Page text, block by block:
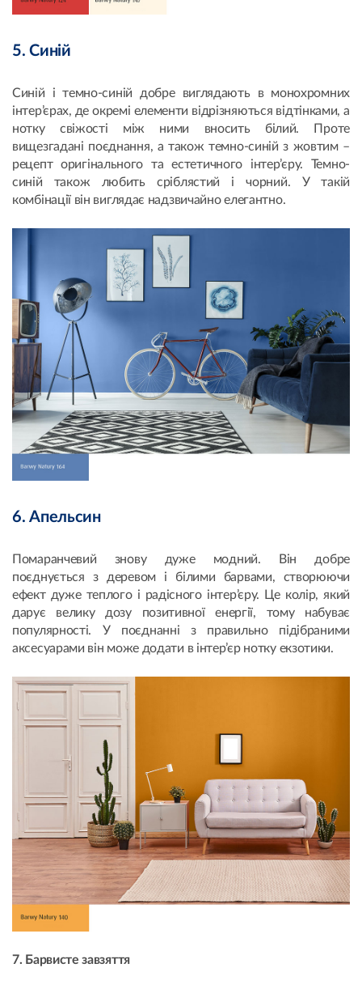
5. Синій
Синій і темно-синій добре виглядають в монохромних
інтер’єрах, де окремі елементи відрізняються відтінками, а
нотку свіжості між ними вносить білий. Проте
вищезгадані поєднання, а також темно-синій з жовтим –
рецепт оригінального та естетичного інтер’єру. Темно-
синій також любить сріблястий і чорний. У такій
комбінації він виглядає надзвичайно елегантно.
6. Апельсин
Помаранчевий знову дуже модний. Він добре
поєднується з деревом і білими барвами, створюючи
ефект дуже теплого і радісного інтер’єру. Це колір, який
дарує велику дозу позитивної енергії, тому набуває
популярності. У поєднанні з правильно підібраними
аксесуарами він може додати в інтер’єр нотку екзотики.
7. Барвисте завзяття